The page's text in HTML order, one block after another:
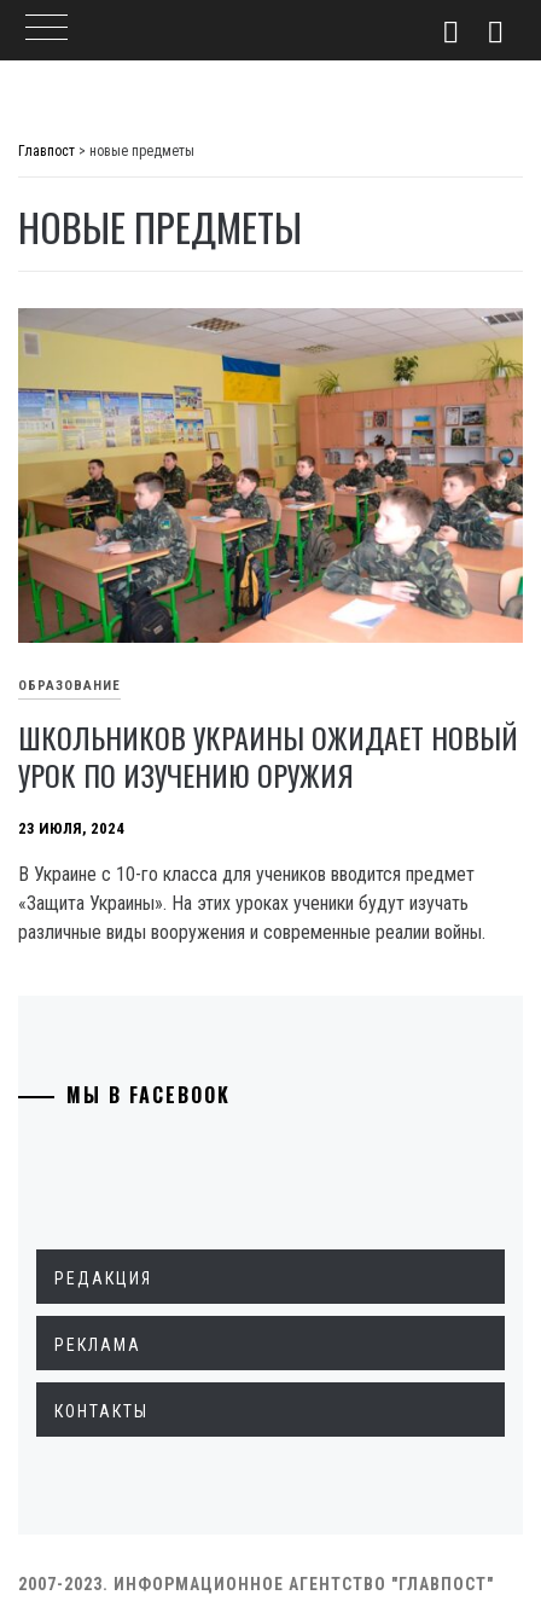
Главпост > новые предметы
НОВЫЕ ПРЕДМЕТЫ
ОБРАЗОВАНИЕ
ШКОЛЬНИКОВ УКРАИНЫ ОЖИДАЕТ НОВЫЙ
УРОК ПО ИЗУЧЕНИЮ ОРУЖИЯ
23 ИЮЛЯ, 2024
B Украине c 10-го класса для учеников вводится предмет
«Защита Украины». Ha этих уроках ученики будут изучать
различные виды вооружения и современные реалии войны.
МЫ В FACEBOOK
РЕДАКЦИЯ
РЕКЛАМА
КОНТАКТЫ
2007-2023. ИНФОРМАЦИОННОЕ АГЕНТСТВО "ГЛАВПОСТ"